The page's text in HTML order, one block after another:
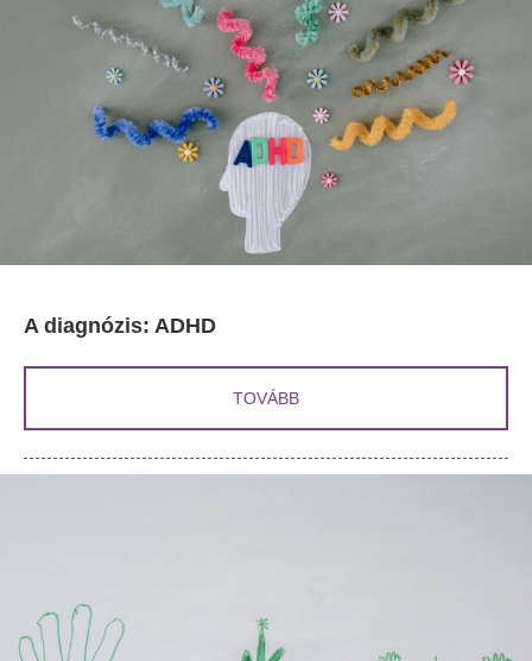
A diagnózis: ADHD
TOVÁBB